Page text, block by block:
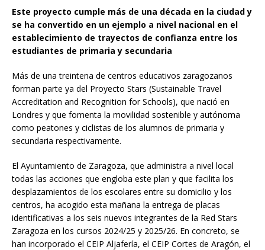
Este proyecto cumple más de una década en la ciudad y
se ha convertido en un ejemplo a nivel nacional en el
establecimiento de trayectos de confianza entre los
estudiantes de primaria y secundaria
Más de una treintena de centros educativos zaragozanos
forman parte ya del Proyecto Stars (Sustainable Travel
Accreditation and Recognition for Schools), que nació en
Londres y que fomenta la movilidad sostenible y autónoma
como peatones y ciclistas de los alumnos de primaria y
secundaria respectivamente.
El Ayuntamiento de Zaragoza, que administra a nivel local
todas las acciones que engloba este plan y que facilita los
desplazamientos de los escolares entre su domicilio y los
centros, ha acogido esta mañana la entrega de placas
identificativas a los seis nuevos integrantes de la Red Stars
Zaragoza en los cursos 2024/25 y 2025/26. En concreto, se
han incorporado el CEIP Aljafería, el CEIP Cortes de Aragón, el